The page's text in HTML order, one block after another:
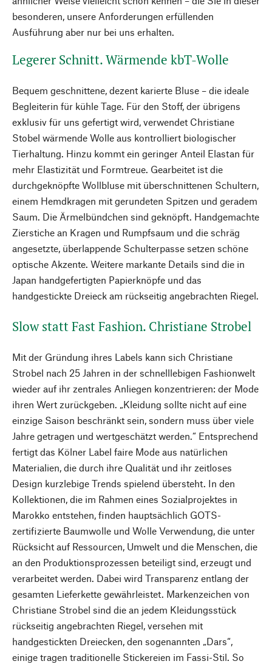
besonderen, unsere Anforderungen erfüllenden
Ausführung aber nur bei uns erhalten.
Legerer Schnitt. Wärmende kbT-Wolle
Bequem geschnittene, dezent karierte Bluse – die ideale
Begleiterin für kühle Tage. Für den Stoff, der übrigens
exklusiv für uns gefertigt wird, verwendet Christiane
Stobel wärmende Wolle aus kontrolliert biologischer
Tierhaltung. Hinzu kommt ein geringer Anteil Elastan für
mehr Elastizität und Formtreue. Gearbeitet ist die
durchgeknöpfte Wollbluse mit überschnittenen Schultern,
einem Hemdkragen mit gerundeten Spitzen und geradem
Saum. Die Ärmelbündchen sind geknöpft. Handgemachte
Zierstiche an Kragen und Rumpfsaum und die schräg
angesetzte, überlappende Schulterpasse setzen schöne
optische Akzente. Weitere markante Details sind die in
Japan handgefertigten Papierknöpfe und das
handgestickte Dreieck am rückseitig angebrachten Riegel.
Slow statt Fast Fashion. Christiane Strobel
Mit der Gründung ihres Labels kann sich Christiane
Strobel nach 25 Jahren in der schnelllebigen Fashionwelt
wieder auf ihr zentrales Anliegen konzentrieren: der Mode
ihren Wert zurückgeben. „Kleidung sollte nicht auf eine
einzige Saison beschränkt sein, sondern muss über viele
Jahre getragen und wertgeschätzt werden.“ Entsprechend
fertigt das Kölner Label faire Mode aus natürlichen
Materialien, die durch ihre Qualität und ihr zeitloses
Design kurzlebige Trends spielend übersteht. In den
Kollektionen, die im Rahmen eines Sozialprojektes in
Marokko entstehen, finden hauptsächlich GOTS-
zertifizierte Baumwolle und Wolle Verwendung, die unter
Rücksicht auf Ressourcen, Umwelt und die Menschen, die
an den Produktionsprozessen beteiligt sind, erzeugt und
verarbeitet werden. Dabei wird Transparenz entlang der
gesamten Lieferkette gewährleistet. Markenzeichen von
Christiane Strobel sind die an jedem Kleidungsstück
rückseitig angebrachten Riegel, versehen mit
handgestickten Dreiecken, den sogenannten „Dars“,
einige tragen traditionelle Stickereien im Fassi-Stil. So